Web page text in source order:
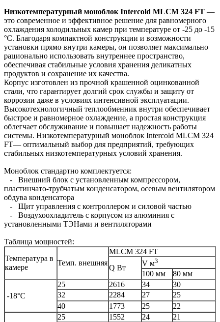
Низкотемпературный моноблок Intercold MLCM 324 FT —
это современное и эффективное решение для равномерного
охлаждения холодильных камер при температуре от -25 до -15
°C. Благодаря компактной конструкции и возможности
установки прямо внутри камеры, он позволяет максимально
рационально использовать внутреннее пространство,
обеспечивая стабильные условия хранения деликатных
продуктов и сохранение их качества.
Корпус изготовлен из прочной крашенной оцинкованной
стали, что гарантирует долгий срок службы и защиту от
коррозии даже в условиях интенсивной эксплуатации.
Высокотехнологичный теплообменник внутри обеспечивает
быстрое и равномерное охлаждение, а простая конструкция
облегчает обслуживание и повышает надежность работы
системы. Низкотемпературный моноблок Intercold MLCM 324
FT— оптимальный выбор для предприятий, требующих
стабильных низкотемпературных условий хранения.
Моноблок стандартно комплектуется:
- Внешний блок с установленным компрессором,
пластинчато-трубчатым конденсатором, осевым вентилятором
обдува конденсатора
- Щит управления с контроллером и силовой частью
- Воздухоохладитель с корпусом из алюминия с
установленными ТЭНами и вентиляторами
Таблица мощностей:
Температура в
камере
Темп. внешняя
MLCM 324 FT
Q Вт
V м3
100 мм 80 мм
-18°C
25 2616 34
30
32
2284 27
25
40
1773 25 22
25 1552 24
21